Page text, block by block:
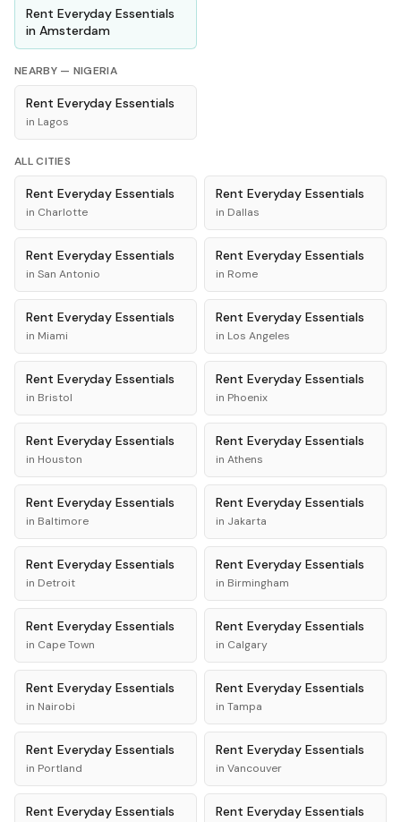
Rent Everyday Essentials
in Amsterdam
NEARBY — NIGERIA
Rent Everyday Essentials
in Lagos
ALL CITIES
Rent Everyday Essentials
in Charlotte
Rent Everyday Essentials
in Dallas
Rent Everyday Essentials
in San Antonio
Rent Everyday Essentials
in Rome
Rent Everyday Essentials
in Miami
Rent Everyday Essentials
in Los Angeles
Rent Everyday Essentials
in Bristol
Rent Everyday Essentials
in Phoenix
Rent Everyday Essentials
in Houston
Rent Everyday Essentials
in Athens
Rent Everyday Essentials
in Baltimore
Rent Everyday Essentials
in Jakarta
Rent Everyday Essentials
in Detroit
Rent Everyday Essentials
in Birmingham
Rent Everyday Essentials
in Cape Town
Rent Everyday Essentials
in Calgary
Rent Everyday Essentials
in Nairobi
Rent Everyday Essentials
in Tampa
Rent Everyday Essentials
in Portland
Rent Everyday Essentials
in Vancouver
Rent Everyday Essentials Rent Everyday Essentials